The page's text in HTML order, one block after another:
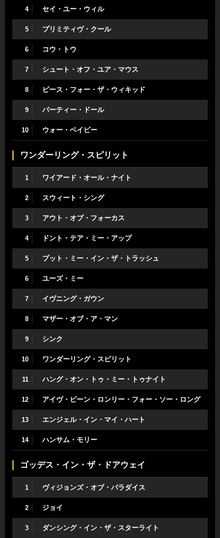
4 セイ・ユー・ウィル
5 プリミティヴ・クール
6 コウ・トウ
7 シュート・オフ・ユア・マウス
8 ピース・フォー・ザ・ウィキッド
9 パーティー・ドール
10 ウォー・ベイビー
ワンダーリング・スピリット
1 ワイアード・オール・ナイト
2 スウィート・シング
3 アウト・オブ・フォーカス
4 ドント・テア・ミー・アップ
5 プット・ミー・イン・ザ・トラッシュ
6 ユーズ・ミー
7 イヴニング・ガウン
8 マザー・オブ・ア・マン
9 シンク
10 ワンダーリング・スピリット
11 ハング・オン・トゥ・ミー・トゥナイト
12 アイヴ・ビーン・ロンリー・フォー・ソー・ロング
13 エンジェル・イン・マイ・ハート
14 ハンサム・モリー
ゴッデス・イン・ザ・ドアウェイ
1 ヴィジョンズ・オブ・パラダイス
2 ジョイ
3 ダンシング・イン・ザ・スターライト